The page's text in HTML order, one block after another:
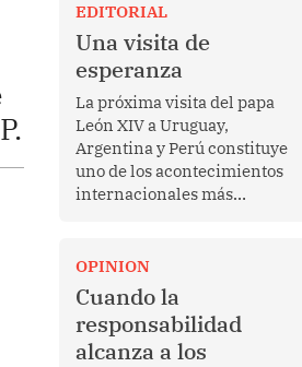
EDITORIAL
Una visita de
esperanza
La próxima visita del papa
León XIV a Uruguay,
Argentina y Perú constituye
uno de los acontecimientos
internacionales más
Más allá de su dimensión
religiosa, esta gira
representa una oportunidad
para reafirmar el valor del
diálogo, fortalecer los
OPINION
Cuando la
responsabilidad
alcanza a los